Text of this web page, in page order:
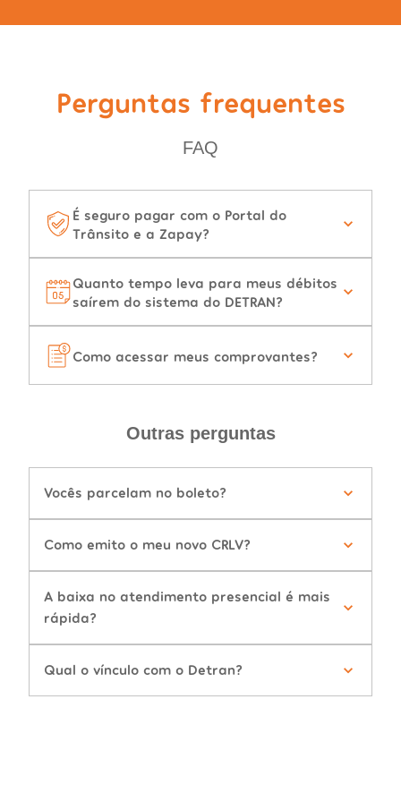
Perguntas frequentes
FAQ
É seguro pagar com o Portal do
Trânsito e a Zapay?
Quanto tempo leva para meus débitos
saírem do sistema do DETRAN?
Como acessar meus comprovantes?
Outras perguntas
Vocês parcelam no boleto?
Como emito o meu novo CRLV?
A baixa no atendimento presencial é mais
rápida?
Qual o vínculo com o Detran?